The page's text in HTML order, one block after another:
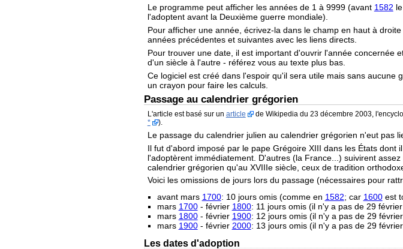
Le programme peut afficher les années de 1 à 9999 (avant 1582
l'adoptent avant la Deuxième guerre mondiale).
Pour afficher une année, écrivez-la dans le champ en haut à
années précédentes et suivantes avec les liens directs.
Pour trouver une date, il est important d'ouvrir l'année concernée
d'un siècle à l'autre - référez vous au texte plus bas.
Ce logiciel est créé dans l'espoir qu'il sera utile mais sans
un crayon pour faire les calculs.
Passage au calendrier grégorien
L'article est basé sur un article de Wikipedia du 23 décembre 2003,
*
).
Le passage du calendrier julien au calendrier grégorien n'eut pas
Il fut d'abord imposé par le pape Grégoire XIII dans les États dont
l'adoptèrent immédiatement. D'autres (la France...) suivirent
calendrier grégorien qu'au XVIIIe siècle, ceux de tradition
Voici les omissions de jours lors du passage (nécessaires pour
avant mars 1700: 10 jours omis (comme en 1582; car 1600est
mars 1700- février 1800: 11 jours omis (il n'y a pas de 29 février
mars 1800- février 1900: 12 jours omis (il n'y a pas de 29 février
mars 1900- février 2000: 13 jours omis (il n'y a pas de 29 février
Les dates d'adoption